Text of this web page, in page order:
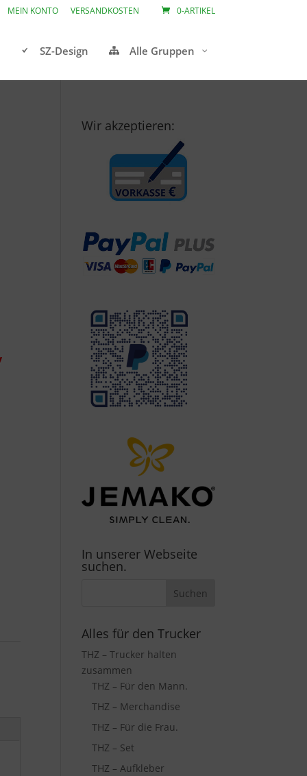
MEIN KONTO VERSANDKOSTEN 0-ARTIKEL
SZ-Design Alle Gruppen
Wir akzeptieren:
In unserer Webseite
suchen.
Alles für den Trucker
THZ – Trucker halten
zusammen
THZ – Für den Mann.
THZ – Merchandise
THZ – Für die Frau.
THZ – Set
THZ – Aufkleber